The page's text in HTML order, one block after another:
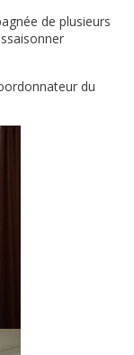
de plusieurs
du